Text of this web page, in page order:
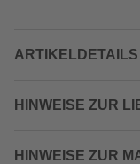
ARTIKELDETAILS
HINWEISE ZUR
HINWEISE ZUR